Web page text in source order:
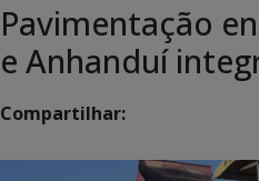
Pavimentação
e Anhanduí
Compartilhar: